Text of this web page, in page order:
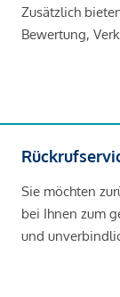
Zusätzlich
Bewertung,
Sie möchten
bei Ihnen zum
und